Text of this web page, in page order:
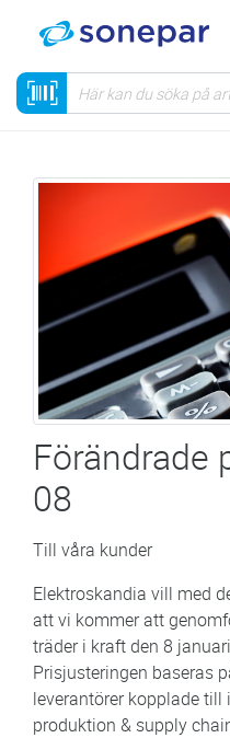
Förändrade
08
Till våra kunder
Elektroskandia vill med
att vi kommer att
träder i kraft den 8
Prisjusteringen baseras
leverantörer kopplade
produktion & supply